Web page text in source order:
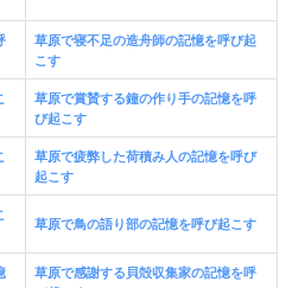
草原で寝不足の造舟師の記憶を呼び起
こす
草原で賞賛する鐘の作り手の記憶を呼
び起こす
草原で疲弊した荷積み人の記憶を呼び
起こす
草原で鳥の語り部の記憶を呼び起こす
草原で感謝する貝殻収集家の記憶を呼